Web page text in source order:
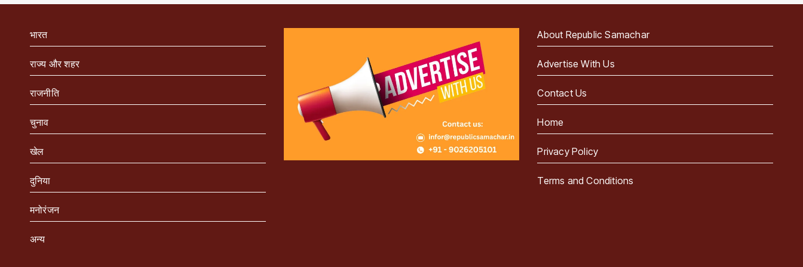
भारत
राज्य और शहर
राजनीति
चुनाव
खेल
दुनिया
मनोरंजन
अन्य
About Republic Samachar
Advertise With Us
Contact Us
Home
Privacy Policy
Terms and Conditions